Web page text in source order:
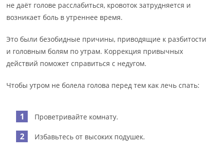
не даёт голове расслабиться, кровоток затрудняется и
возникает боль в утреннее время.
Это были безобидные причины, приводящие к разбитости
и головным болям по утрам. Коррекция привычных
действий поможет справиться с недугом.
Чтобы утром не болела голова перед тем как лечь спать:
Проветривайте комнату.
Избавьтесь от высоких подушек.